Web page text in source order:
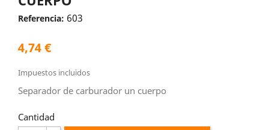
Referencia: 603
4,74 €
Impuestos incluidos
Separador de carburador un cuerpo
Cantidad